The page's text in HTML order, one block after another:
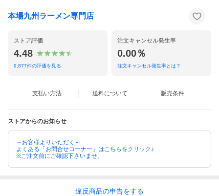
本場九州ラーメン専門店
ストア評価
4.48
9,877件の評価を見る
注文キャンセル発生率
0.00％
注文キャンセル発生率とは？
支払い方法 送料について 販売条件
ストアからのお知らせ
～お客様よりいただく～
よくある「お問合せコーナー」はこちらをクリック♪
※ご注文前にご確認下さいませ。
違反商品の申告をする